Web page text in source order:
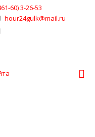
60) 3-26-53
hour24gulk@mail.ru